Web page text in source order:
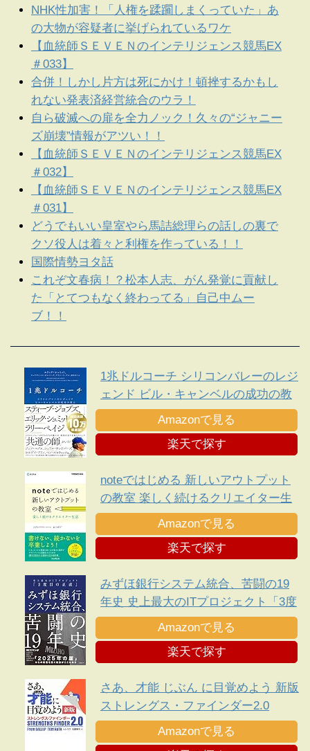
NHK性加害！「人権を蹂躙しまくっていた」あ
の大物が容疑者に挙げられているワケ
【血統師ＳＥＶＥＮのインテリジェンス競馬EX
＃033】
合併！しかし片方は死にかけ！頓挫するかもし
れない発表済経営統合のウラ！
自ら破滅への扉を全力ノック！久々の“ジャニー
ズ崩壊”情報がアツい！！
【血統師ＳＥＶＥＮのインテリジェンス競馬EX
＃032】
【血統師ＳＥＶＥＮのインテリジェンス競馬EX
＃031】
どうでもいい皇室やら馬詰総理らの話しの裏で
クソ役人は着々と利権を作っている！！
国際情勢ヨタ話
これぞ文春病！？松本人志、がん発覚に貢献し
た「とてつもなく終わってる」自己中ムー
ブ！！
1兆ドルコーチ シリコンバレーのレジ
ェンド ビル・キャンベルの成功の教
え
Amazonで見る
楽天で探す
noteではじめる 新しいアウトプット
の教室 楽しく続けるクリエイター生
活 できるビジネスシリーズ
Amazonで見る
楽天で探す
みずほ銀行システム統合、苦闘の19
年史 史上最大のITプロジェクト「3度
目の正直」
Amazonで見る
楽天で探す
さあ、才能 じぶん に目覚めよう 新版
ストレングス・ファインダー2.0
Amazonで見る